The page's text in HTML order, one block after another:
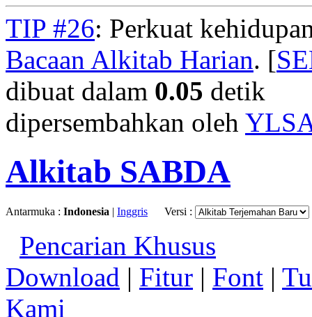
TIP #26: Perkuat
Bacaan Alkitab Harian. [
dibuat dalam 0.05 detik
dipersembahkan oleh
Alkitab SABDA
Antarmuka : Indonesia | Inggris Versi :
Pencarian Khusus
Download | Fitur | Font |
Kami